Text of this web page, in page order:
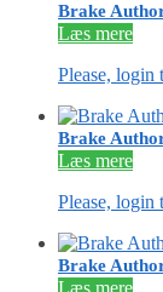
Brake
Læs mere
Please, login
Brake
Læs mere
Please, login
Brake